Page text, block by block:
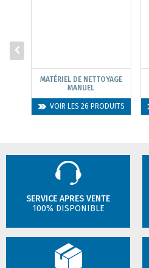
MATÉRIEL DE NETTOYAGE
MANUEL
VOIR LES 26 PRODUITS
SERVICE APRES VENTE
100% DISPONIBLE